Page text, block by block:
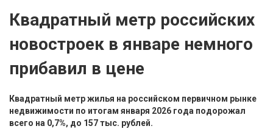
Квадратный метр российских
новостроек в январе немного
прибавил в цене
Квадратный метр жилья на российском первичном рынке
недвижимости по итогам января 2026 года подорожал
всего на 0,7%, до 157 тыс. рублей.